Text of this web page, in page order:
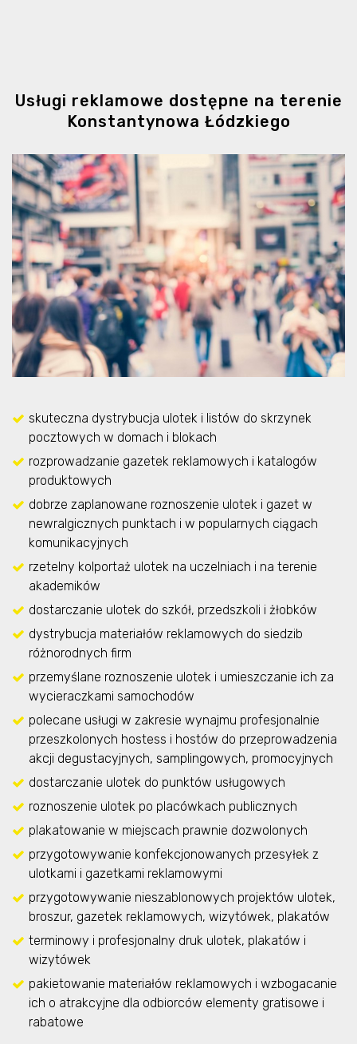
Usługi reklamowe dostępne na terenie
Konstantynowa Łódzkiego
skuteczna dystrybucja ulotek i listów do skrzynek
pocztowych w domach i blokach
rozprowadzanie gazetek reklamowych i katalogów
produktowych
dobrze zaplanowane roznoszenie ulotek i gazet w
newralgicznych punktach i w popularnych ciągach
komunikacyjnych
rzetelny kolportaż ulotek na uczelniach i na terenie
akademików
dostarczanie ulotek do szkół, przedszkoli i żłobków
dystrybucja materiałów reklamowych do siedzib
różnorodnych firm
przemyślane roznoszenie ulotek i umieszczanie ich za
wycieraczkami samochodów
polecane usługi w zakresie wynajmu profesjonalnie
przeszkolonych hostess i hostów do przeprowadzenia
akcji degustacyjnych, samplingowych, promocyjnych
dostarczanie ulotek do punktów usługowych
roznoszenie ulotek po placówkach publicznych
plakatowanie w miejscach prawnie dozwolonych
przygotowywanie konfekcjonowanych przesyłek z
ulotkami i gazetkami reklamowymi
przygotowywanie nieszablonowych projektów ulotek,
broszur, gazetek reklamowych, wizytówek, plakatów
terminowy i profesjonalny druk ulotek, plakatów i
wizytówek
pakietowanie materiałów reklamowych i wzbogacanie
ich o atrakcyjne dla odbiorców elementy gratisowe i
rabatowe